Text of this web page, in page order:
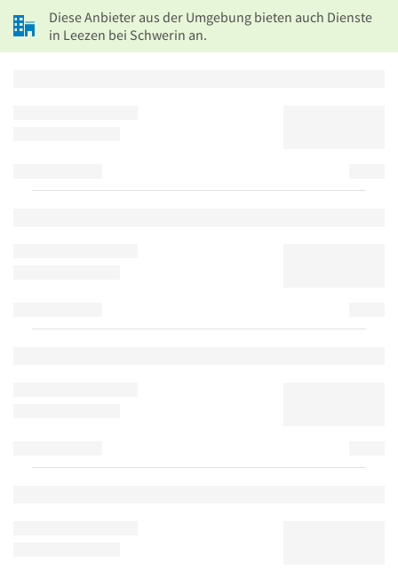
Diese Anbieter aus der Umgebung bieten auch Dienste
in Leezen bei Schwerin an.